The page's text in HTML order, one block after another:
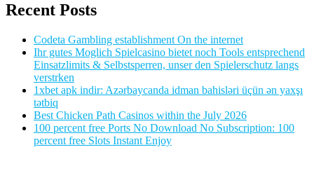
Recent Posts
Codeta Gambling establishment On the internet
Ihr gutes Moglich Spielcasino bietet noch Tools entsprechend
Einsatzlimits & Selbstsperren, unser den Spielerschutz langs
verstrken
1xbet apk indir: Azərbaycanda idman bahisləri üçün ən yaxşı
tətbiq
Best Chicken Path Casinos within the July 2026
100 percent free Ports No Download No Subscription: 100
percent free Slots Instant Enjoy